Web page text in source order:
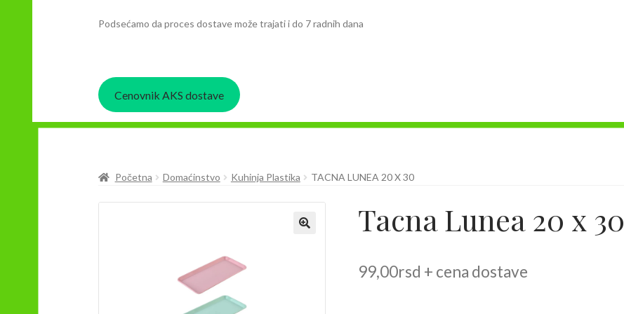
Podsećamo da proces dostave može trajati i do 7 radnih dana
Cenovnik AKS dostave
Početna Domaćinstvo Kuhinja Plastika TACNA LUNEA 20 X 30
Tacna Lunea 20 x 30
99,00rsd + cena dostave